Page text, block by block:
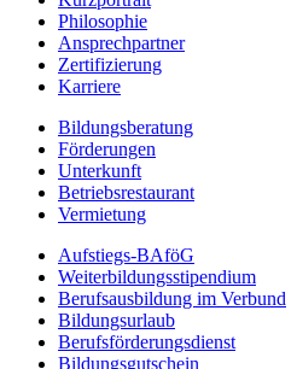
Philosophie
Ansprechpartner
Zertifizierung
Karriere
Bildungsberatung
Förderungen
Unterkunft
Betriebsrestaurant
Vermietung
Aufstiegs-BAföG
Weiterbildungsstipendium
Berufsausbildung im Verbund
Bildungsurlaub
Berufsförderungsdienst
Bildungsgutschein